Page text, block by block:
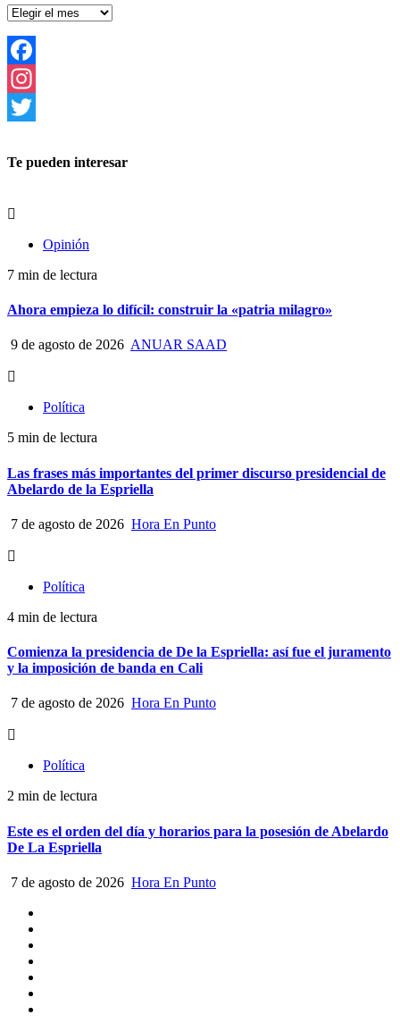
Archivos
Facebook
Instagram
Te pueden interesar
Opinión
7 min de lectura
Ahora empieza lo difícil: construir la «patria milagro»
9 de agosto de 2026 ANUAR SAAD
Política
5 min de lectura
Las frases más importantes del primer discurso presidencial de
Abelardo de la Espriella
7 de agosto de 2026 Hora En Punto
Política
4 min de lectura
Comienza la presidencia de De la Espriella: así fue el juramento
y la imposición de banda en Cali
7 de agosto de 2026 Hora En Punto
Política
2 min de lectura
Este es el orden del día y horarios para la posesión de Abelardo
De La Espriella
7 de agosto de 2026 Hora En Punto